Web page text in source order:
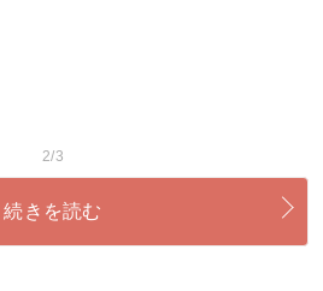
2/3
続きを読む